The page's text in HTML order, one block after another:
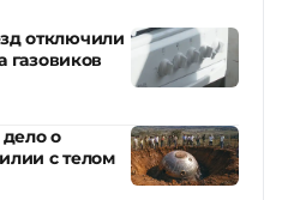
отключили
газовиков
дело о
с телом